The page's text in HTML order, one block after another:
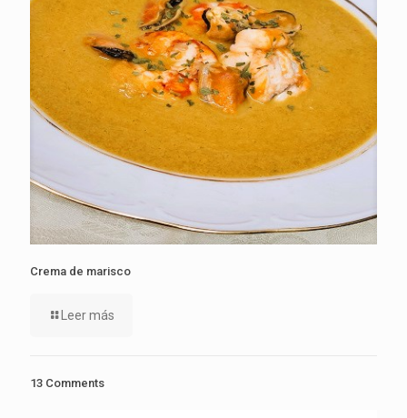
Crema de marisco
Leer más
13 Comments